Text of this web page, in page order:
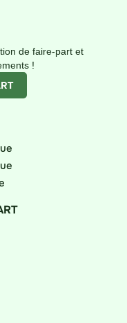
de faire-part et
!